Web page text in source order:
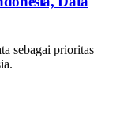
sebagai prioritas